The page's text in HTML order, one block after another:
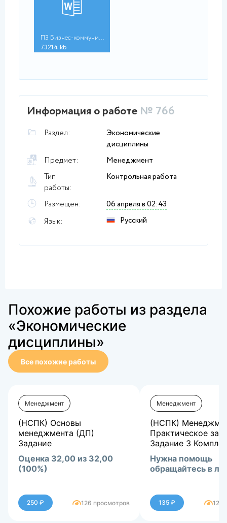
ПЗ Бизнес-коммуникац...
73214.kb
Информация о работе № 766
Раздел:
Экономические
дисциплины
Предмет:
Менеджмент
Тип
работы:
Контрольная работа
Размещен:
06 апреля в 02:43
Язык:
Русский
Похожие работы из раздела
«Экономические
дисциплины»
Все похожие работы
Менеджмент
(НСПК) Основы
менеджмента (ДП)
Задание
Оценка 32,00 из 32,00
(100%)
250 ₽ 126 просмотров
Менеджмент
(НСПК)
Практическое
Задание 3
Нужна помощь
обращайтесь в лс
135 ₽ 128